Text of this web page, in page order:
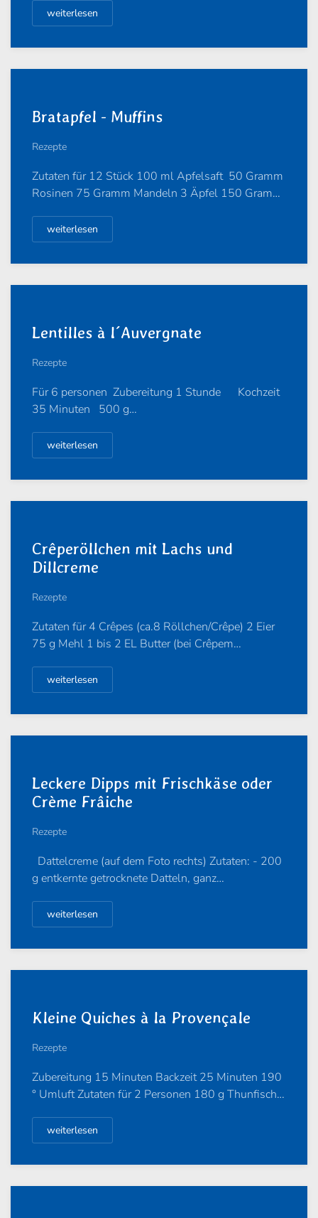
weiterlesen
Bratapfel - Muffins
Rezepte
Zutaten für 12 Stück 100 ml Apfelsaft 50 Gramm
Rosinen 75 Gramm Mandeln 3 Äpfel 150 Gram…
weiterlesen
Lentilles à l´Auvergnate
Rezepte
Für 6 personen Zubereitung 1 Stunde Kochzeit
35 Minuten 500 g…
weiterlesen
Crêperöllchen mit Lachs und
Dillcreme
Rezepte
Zutaten für 4 Crêpes (ca.8 Röllchen/Crêpe) 2 Eier
75 g Mehl 1 bis 2 EL Butter (bei Crêpem…
weiterlesen
Leckere Dipps mit Frischkäse oder
Crème Frâiche
Rezepte
Dattelcreme (auf dem Foto rechts) Zutaten: - 200
g entkernte getrocknete Datteln, ganz…
weiterlesen
Kleine Quiches à la Provençale
Rezepte
Zubereitung 15 Minuten Backzeit 25 Minuten 190
° Umluft Zutaten für 2 Personen 180 g Thunfisch…
weiterlesen